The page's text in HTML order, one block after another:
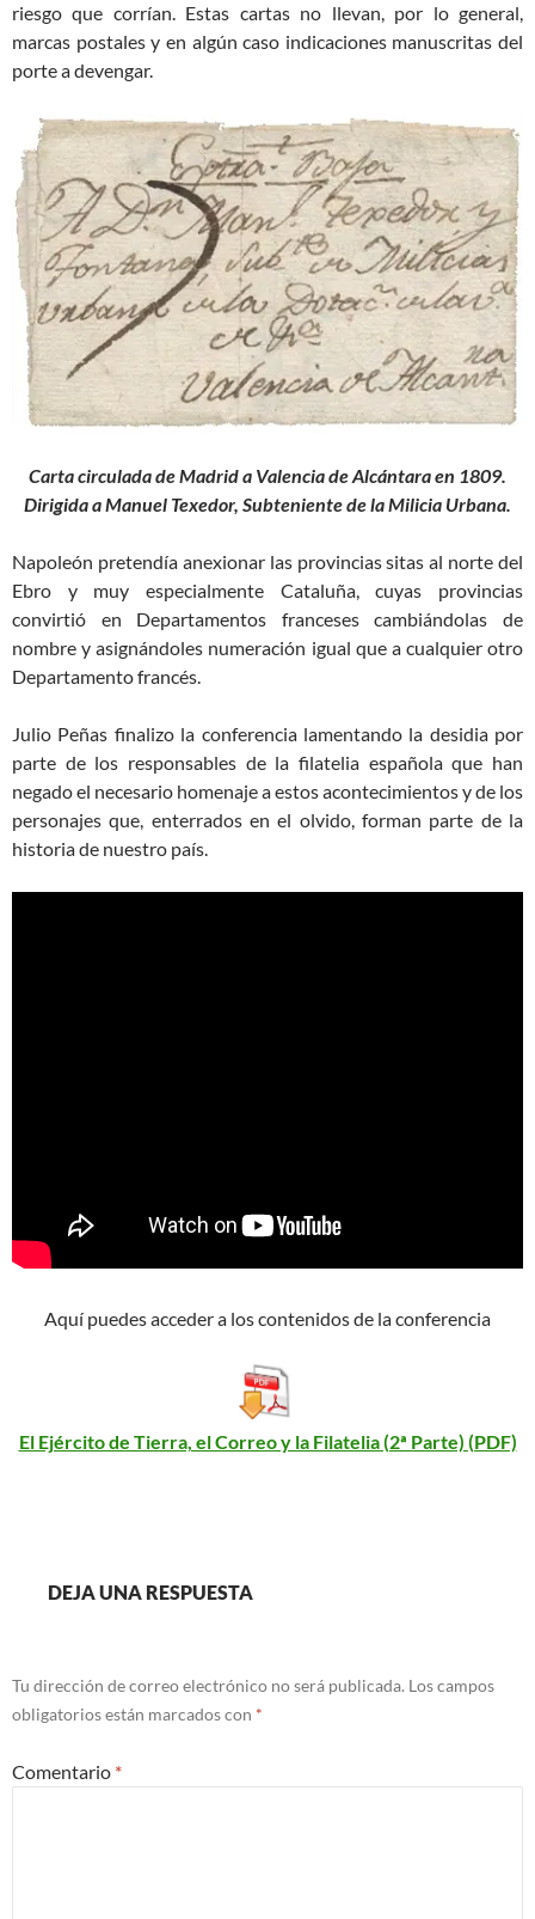
riesgo que corrían. Estas cartas no llevan, por lo general,
marcas postales y en algún caso indicaciones manuscritas del
porte a devengar.
Carta circulada de Madrid a Valencia de Alcántara en 1809.
Dirigida a Manuel Texedor, Subteniente de la Milicia Urbana.
Napoleón pretendía anexionar las provincias sitas al norte del
Ebro y muy especialmente Cataluña, cuyas provincias
convirtió en Departamentos franceses cambiándolas de
nombre y asignándoles numeración igual que a cualquier otro
Departamento francés.
Julio Peñas finalizo la conferencia lamentando la desidia por
parte de los responsables de la filatelia española que han
negado el necesario homenaje a estos acontecimientos y de los
personajes que, enterrados en el olvido, forman parte de la
historia de nuestro país.
Aquí puedes acceder a los contenidos de la conferencia
El Ejército de Tierra, el Correo y la Filatelia (2ª Parte) (PDF)
DEJA UNA RESPUESTA
Tu dirección de correo electrónico no será publicada. Los campos
obligatorios están marcados con *
Comentario *